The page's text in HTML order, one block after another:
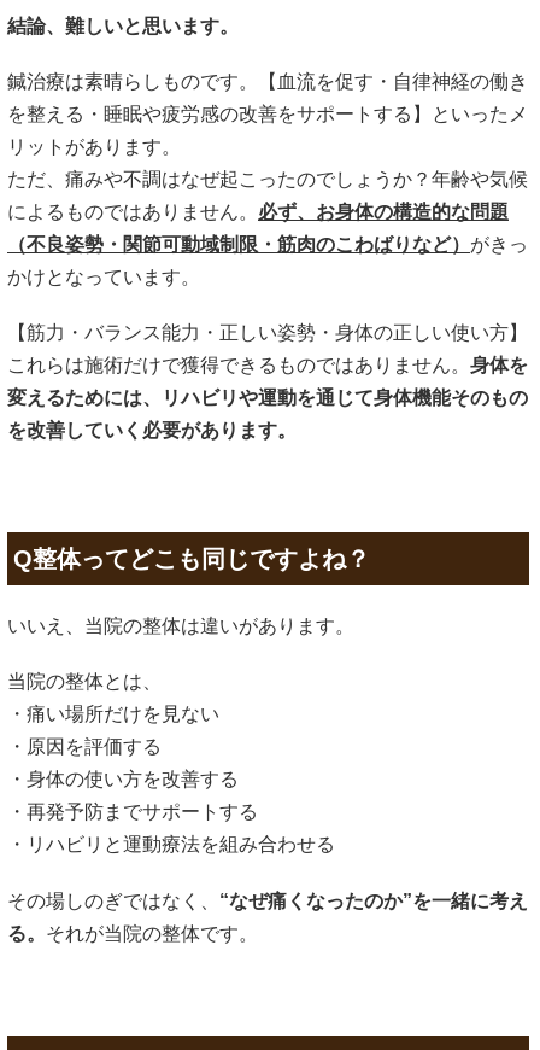
結論、難しいと思います。
鍼治療は素晴らしものです。【血流を促す・自律神経の働き
を整える・睡眠や疲労感の改善をサポートする】といったメ
リットがあります。
ただ、痛みや不調はなぜ起こったのでしょうか？年齢や気候
によるものではありません。 必ず、お身体の構造的な問題
（不良姿勢・関節可動域制限・筋肉のこわばりなど） がきっ
かけとなっています。
【筋力・バランス能力・正しい姿勢・身体の正しい使い方】
これらは施術だけで獲得できるものではありません。 身体を
変えるためには、
リハビリや運動を通じて身体機能そのもの
を改善していく必要があります。
Q整体ってどこも同じですよね？
いいえ、当院の整体は違いがあります。
当院の整体とは、
・痛い場所だけを見ない
・原因を評価する
・身体の使い方を改善する
・再発予防までサポートする
・リハビリと運動療法を組み合わせる
その場しのぎではなく、 “なぜ痛くなったのか”を一緒に考え
る。 それが当院の整体です。